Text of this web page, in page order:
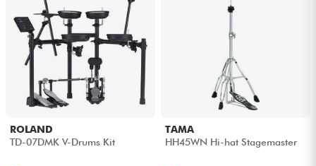
ROLAND
TD-07DMK V-Drums Kit
TAMA
HH45WN Hi-hat Stagemaster